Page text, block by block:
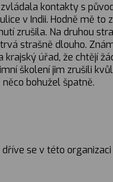
kontakty s
v Indii. Hodně mě to
zrušila. Na druhou
strašně dlouho.
úřad, že chtějí
školení jim zrušili
bohužel špatně.
se v této